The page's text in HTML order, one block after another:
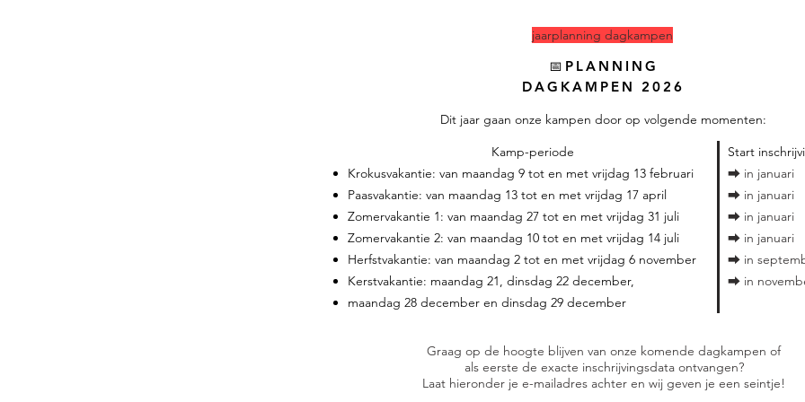
📅 PLANNING
DAGKAMPEN 2026
Dit jaar gaan onze kampen door op volgende momenten:
Kamp-periode
Krokusvakantie: van maandag 9 tot en met vrijdag 13 februari
Paasvakantie: van maandag 13 tot en met vrijdag 17 april
Zomervakantie 1: van maandag 27 tot en met vrijdag 31 juli
Zomervakantie 2: van maandag 10 tot en met vrijdag 14 juli
Herfstvakantie: van maandag 2 tot en met vrijdag 6 november
Kerstvakantie: maandag 21, dinsdag 22 december,
maandag 28 december en dinsdag 29 december
⮕ in januari
⮕ in januari
⮕ in januari
⮕ in januari
⮕ in
⮕ in
Start
Graag op de hoogte blijven van onze komende dagkampen of
als eerste de exacte inschrijvingsdata ontvangen?
Laat hieronder je e-mailadres achter en wij geven je een seintje!
jaarplanning dagkampen